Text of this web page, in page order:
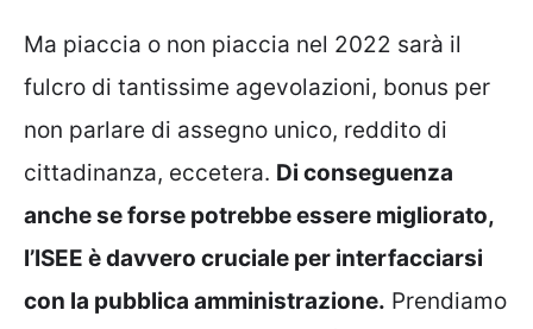
Ma piaccia o non piaccia nel 2022 sarà il
fulcro di tantissime agevolazioni, bonus per
non parlare di assegno unico, reddito di
cittadinanza, eccetera. Di conseguenza
anche se forse potrebbe essere migliorato,
l’ISEE è davvero cruciale per interfacciarsi
con la pubblica amministrazione. Prendiamo